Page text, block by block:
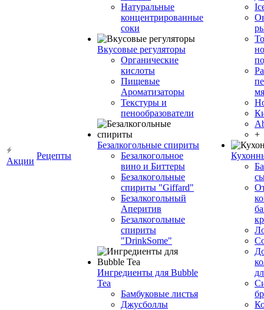
Акции
Рецепты
Натуральные
концентрированные
соки
Вкусовые регуляторы
Органические
кислоты
Пищевые
Ароматизаторы
Текстуры и
пенообразователи
Безалкогольные спириты
Безалкогольное
вино и Биттеры
Безалкогольные
спириты "Giffard"
Безалкогольный
Аперитив
Безалкогольные
спириты
"DrinkSome"
Ингредиенты для Bubble
Tea
Бамбуковые листья
Джусболлы
+